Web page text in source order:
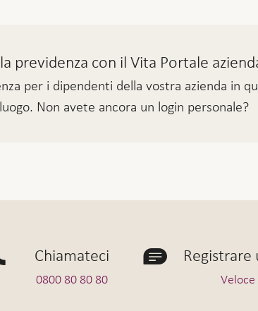
previdenza con il Vita Portale
per i dipendenti della vostra azienda in
Non avete ancora un login personale?
Chiamateci
0800 80 80 80
Registrare